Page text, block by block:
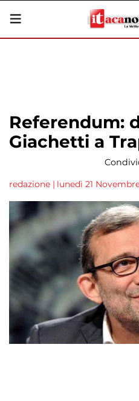
Referendum:
Giachetti a
redazione | lunedì 21 Novembre